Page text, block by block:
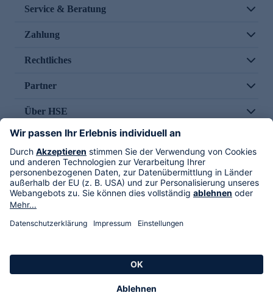
Service & Beratung
Zahlung
Rechtliches
Partner
Über HSE
Im TV
HSE International